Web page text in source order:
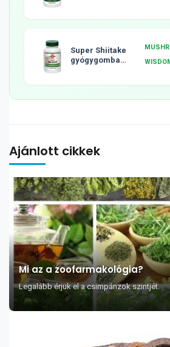
Super Shiitake
gyógygomba
Ajánlott cikkek
Mi az a zoofarmakológia?
Legalább érjük el a csimpánzok szintjét.